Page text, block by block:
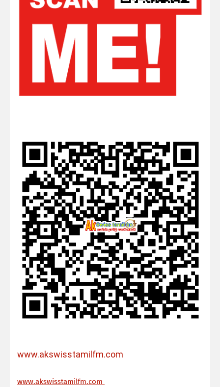
www.akswisstamilfm.com
www.akswisstamilfm.com